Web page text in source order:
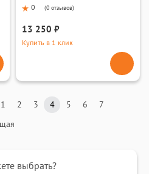
0 (0 отзывов)
13 250 ₽
Купить в 1 клик
1 2 3 4 5 6
7
выбрать?